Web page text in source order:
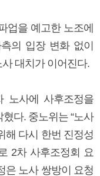
업을 예고한 노조에
의 입장 변화 없이
대치가 이어진다.
노사에 사후조정을
다. 중노위는 “노사
해 다시 한번 진정성
2차 사후조정회 요
은 노사 쌍방이 요청